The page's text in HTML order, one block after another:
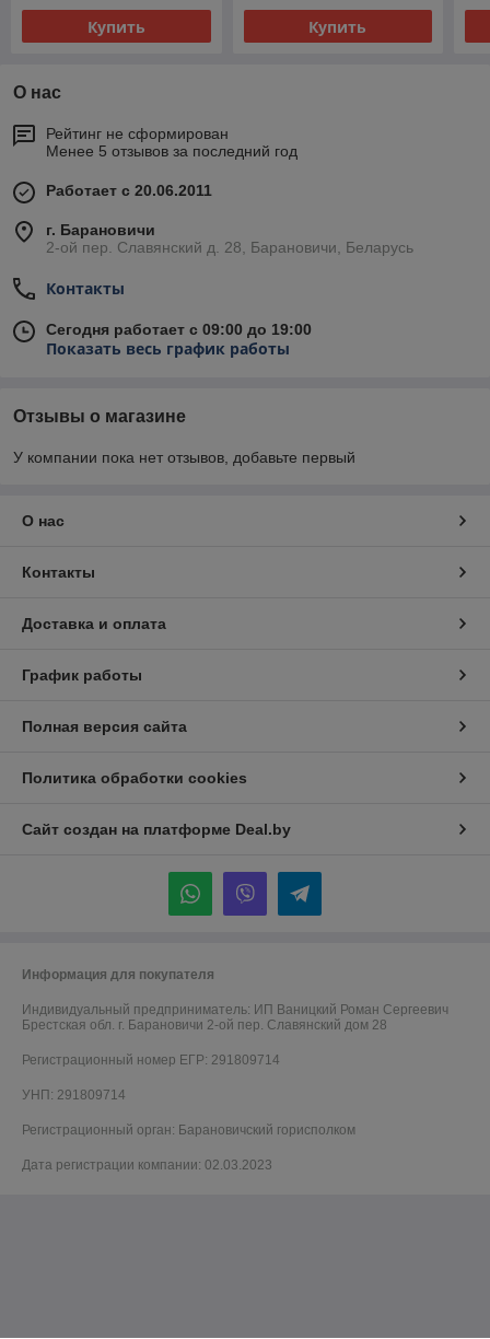
Купить Купить
О нас
Рейтинг не сформирован
Менее 5 отзывов за последний год
Работает с 20.06.2011
г. Барановичи
2-ой пер. Славянский д. 28, Барановичи, Беларусь
Контакты
Сегодня работает с 09:00 до 19:00
Показать весь график работы
Отзывы о магазине
У компании пока нет отзывов, добавьте первый
О нас
Контакты
Доставка и оплата
График работы
Полная версия сайта
Политика обработки cookies
Сайт создан на платформе Deal.by
Информация для покупателя
Индивидуальный предприниматель: ИП Ваницкий Роман Сергеевич
Брестская обл. г. Барановичи 2-ой пер. Славянский дом 28
Регистрационный номер ЕГР: 291809714
УНП: 291809714
Регистрационный орган: Барановичский горисполком
Дата регистрации компании: 02.03.2023